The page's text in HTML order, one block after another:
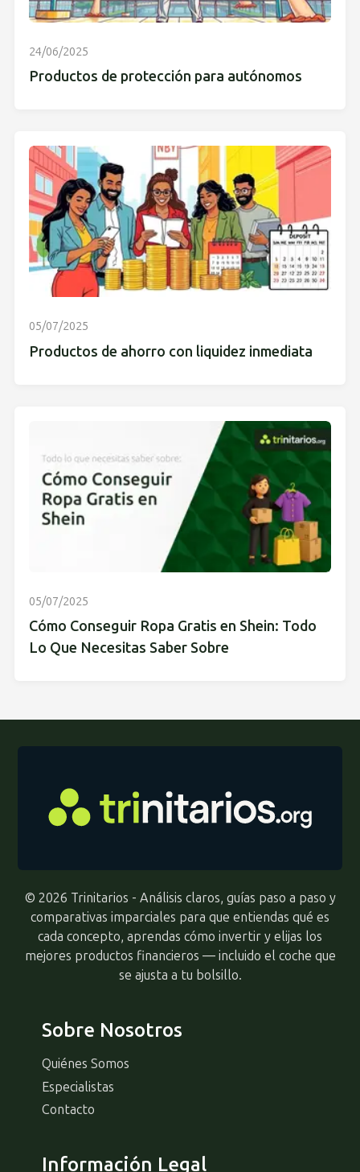
24/06/2025
Productos de protección para autónomos
05/07/2025
Productos de ahorro con liquidez inmediata
05/07/2025
Cómo Conseguir Ropa Gratis en Shein: Todo
Lo Que Necesitas Saber Sobre
© 2026 Trinitarios - Análisis claros, guías paso a paso y
comparativas imparciales para que entiendas qué es
cada concepto, aprendas cómo invertir y elijas los
mejores productos financieros — incluido el coche que
se ajusta a tu bolsillo.
Sobre Nosotros
Quiénes Somos
Especialistas
Contacto
Información Legal